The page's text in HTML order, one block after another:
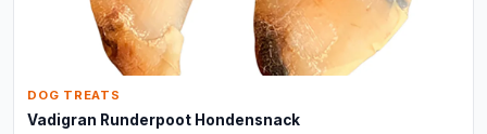
DOG TREATS
Vadigran Runderpoot Hondensnack